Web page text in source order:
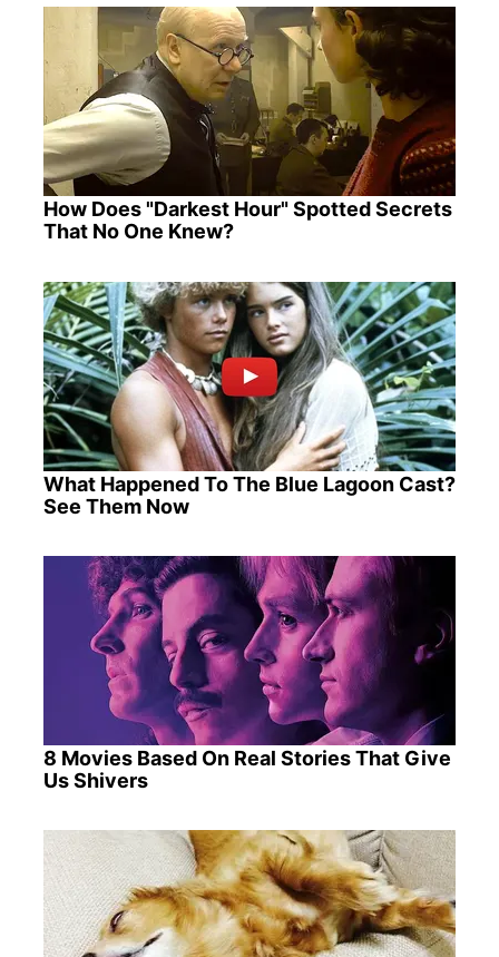
How Does "Darkest Hour" Spotted Secrets
That No One Knew?
What Happened To The Blue Lagoon Cast?
See Them Now
8 Movies Based On Real Stories That Give
Us Shivers